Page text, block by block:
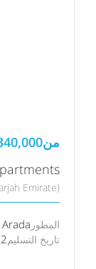
من
Emirate)
المطور Arada
تاريخ التسليم